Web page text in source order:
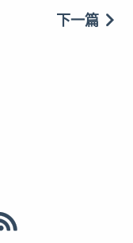
下一篇